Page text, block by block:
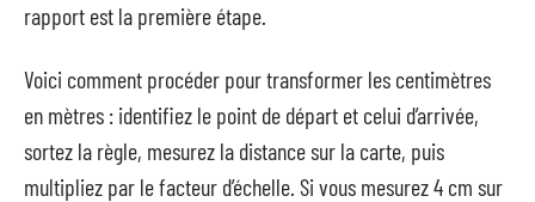
rapport est la première étape.
Voici comment procéder pour transformer les centimètres
en mètres : identifiez le point de départ et celui d’arrivée,
sortez la règle, mesurez la distance sur la carte, puis
multipliez par le facteur d’échelle. Si vous mesurez 4 cm sur